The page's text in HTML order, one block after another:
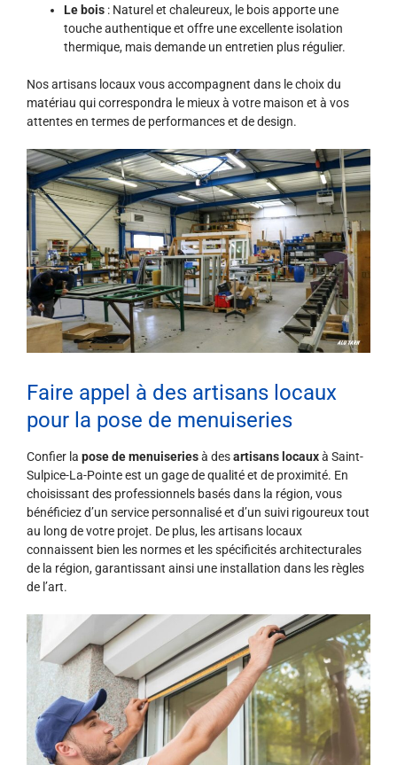
Le bois : Naturel et chaleureux, le bois apporte une
touche authentique et offre une excellente isolation
thermique, mais demande un entretien plus régulier.
Nos artisans locaux vous accompagnent dans le choix du
matériau qui correspondra le mieux à votre maison et à vos
attentes en termes de performances et de design.
Faire appel à des artisans locaux
pour la pose de menuiseries
Confier la pose de menuiseriesà desartisans locauxà Saint-
Sulpice-La-Pointe est un gage de qualité et de proximité. En
choisissant des professionnels basés dans la région, vous
bénéficiez d’un service personnalisé et d’un suivi rigoureux tout
au long de votre projet. De plus, les artisans locaux
connaissent bien les normes et les spécificités architecturales
de la région, garantissant ainsi une installation dans les règles
de l’art.